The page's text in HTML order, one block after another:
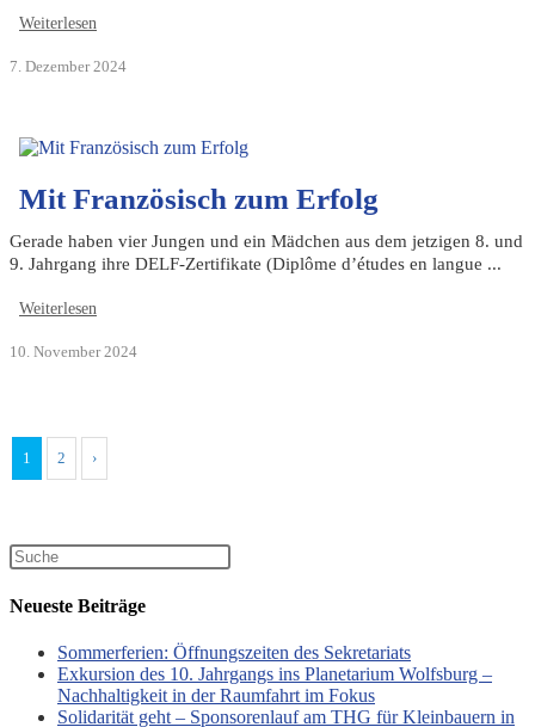
Weiterlesen
7. Dezember 2024
Mit Französisch zum Erfolg
Gerade haben vier Jungen und ein Mädchen aus dem jetzigen 8. und
9. Jahrgang ihre DELF-Zertifikate (Diplôme d’études en langue ...
Weiterlesen
10. November 2024
1 2 ›
Neueste Beiträge
Sommerferien: Öffnungszeiten des Sekretariats
Exkursion des 10. Jahrgangs ins Planetarium Wolfsburg –
Nachhaltigkeit in der Raumfahrt im Fokus
Solidarität geht – Sponsorenlauf am THG für Kleinbauern in